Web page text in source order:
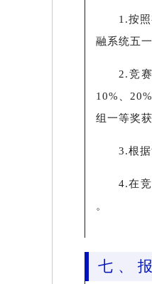
1.按
融系统五
2.竞
10%、
组一等奖
3.根
4.在
。
七 、